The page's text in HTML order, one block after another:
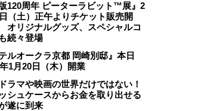
版120周年 ピーターラビット™展』2
（土）正午よりチケット販売開
リジナルグッズ、スペシャルコ
続々登場
テルオークラ京都 岡崎別邸』本日
1月20日（木）開業
ラマや映画の世界だけではない！
シュケースからお金を取り出せる
遂に到来